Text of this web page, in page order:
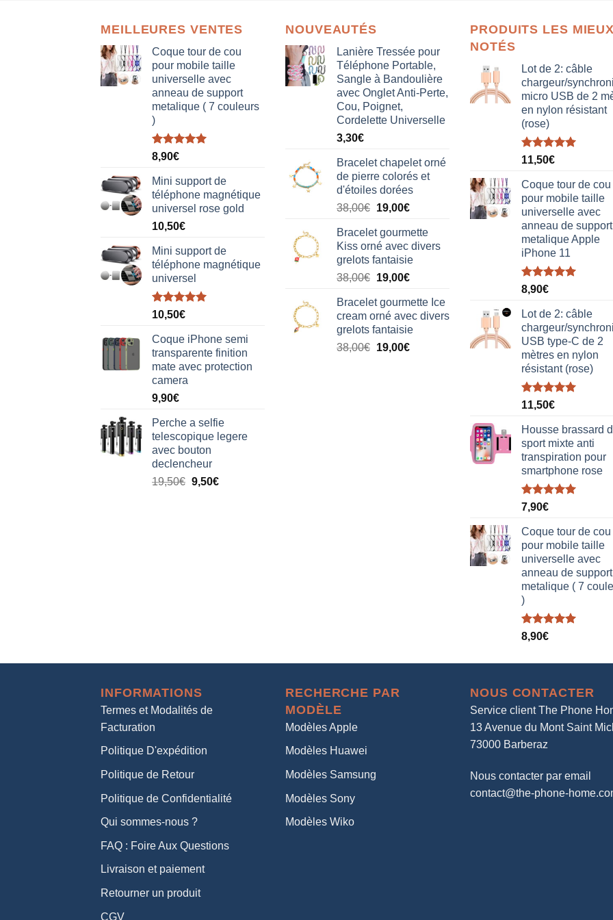
MEILLEURES VENTES
Coque tour de cou
pour mobile taille
universelle avec
anneau de support
metalique ( 7 couleurs
)
Note5.00
8,90€
Mini support de
téléphone magnétique
universel rose gold
10,50€
Mini support de
téléphone magnétique
universel
Note5.00
10,50€
Coque iPhone semi
transparente finition
mate avec protection
camera
9,90€
Perche a selfie
telescopique legere
avec bouton
declencheur
19,50€ 9,50€
NOUVEAUTÉS
Lanière Tressée pour
Téléphone Portable,
Sangle à Bandoulière
avec Onglet Anti-Perte,
Cou, Poignet,
Cordelette Universelle
3,30€
Bracelet chapelet orné
de pierre colorés et
d'étoiles dorées
38,00€ Le
initial
était :
38,00€.
19,00€Le
actuel
est :
19,00€.
Bracelet gourmette
Kiss orné avec divers
grelots fantaisie
38,00€ Le
initial
était :
38,00€.
19,00€Le
actuel
est :
19,00€.
Bracelet gourmette Ice
cream orné avec divers
grelots fantaisie
38,00€ Le
19,00€Le
PRODUITS LES MIEUX
NOTÉS
Lot de 2: câble
chargeur/
micro USB de 2
en nylon résistant
(rose)
Note5.00
11,50€
Coque tour de cou
pour mobile taille
universelle avec
anneau de support
metalique Apple
iPhone 11
Note5.00
8,90€
Lot de 2: câble
chargeur/
USB type-C de 2
mètres en nylon
résistant (rose)
Note5.00
11,50€
Housse brassard
sport mixte anti
transpiration pour
smartphone rose
Note5.00
7,90€
Coque tour de cou
pour mobile taille
universelle avec
anneau de support
metalique ( 7
)
Note5.00
8,90€
INFORMATIONS
Termes et Modalités de
Facturation
Politique D'expédition
Politique de Retour
Politique de Confidentialité
Qui sommes-nous ?
FAQ : Foire Aux Questions
Livraison et paiement
Retourner un produit
CGV
RECHERCHE PAR
MODÈLE
Modèles Apple
Modèles Huawei
Modèles Samsung
Modèles Sony
Modèles Wiko
NOUS CONTACTER
Service client The Phone
13 Avenue du Mont Saint
73000 Barberaz
Nous contacter par email
contact@the-phone-